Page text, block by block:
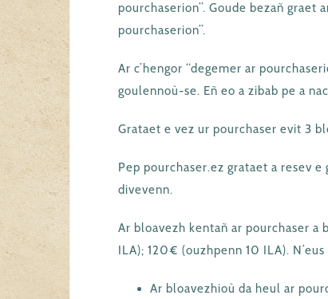
pourchaserion”. Goude bezañ graet
pourchaserion”.
Ar c’hengor “degemer ar
goulennoù-se. Eñ eo a zibab pe a
Grataet e vez ur pourchaser evit 3
Pep pourchaser.ez grataet a resev
divevenn.
Ar bloavezh kentañ ar pourchaser
ILA); 120€ (ouzhpenn 10 ILA).
Ar bloavezhioù da heul ar